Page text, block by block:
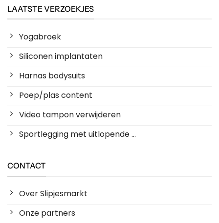
LAATSTE VERZOEKJES
Yogabroek
Siliconen implantaten
Harnas bodysuits
Poep/plas content
Video tampon verwijderen
Sportlegging met uitlopende ...
CONTACT
Over Slipjesmarkt
Onze partners